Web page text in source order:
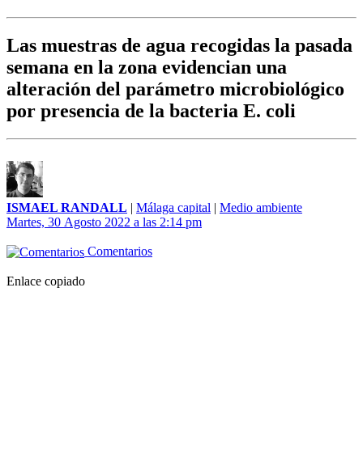
Las muestras de agua recogidas la pasada
semana en la zona evidencian una
alteración del parámetro microbiológico
por presencia de la bacteria E. coli
ISMAEL RANDALL | Málaga capital | Medio ambiente
Martes, 30 Agosto 2022 a las 2:14 pm
Comentarios
Enlace copiado